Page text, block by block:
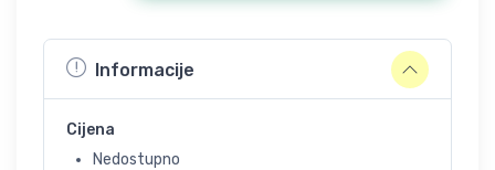
Informacije
Cijena
Nedostupno